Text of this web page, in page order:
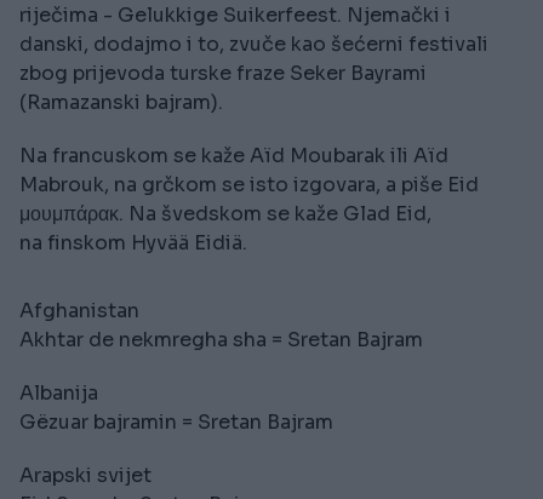
riječima - Gelukkige Suikerfeest. Njemački i
danski, dodajmo i to, zvuče kao šećerni festivali
zbog prijevoda turske fraze Seker Bayrami
(Ramazanski bajram).
Na francuskom se kaže Aïd Moubarak ili Aïd
Mabrouk, na grčkom se isto izgovara, a piše Eid
μουμπάρακ. Na švedskom se kaže Glad Eid,
na finskom Hyvää Eidiä.
Afghanistan
Akhtar de nekmregha sha = Sretan Bajram
Albanija
Gëzuar bajramin = Sretan Bajram
Arapski svijet